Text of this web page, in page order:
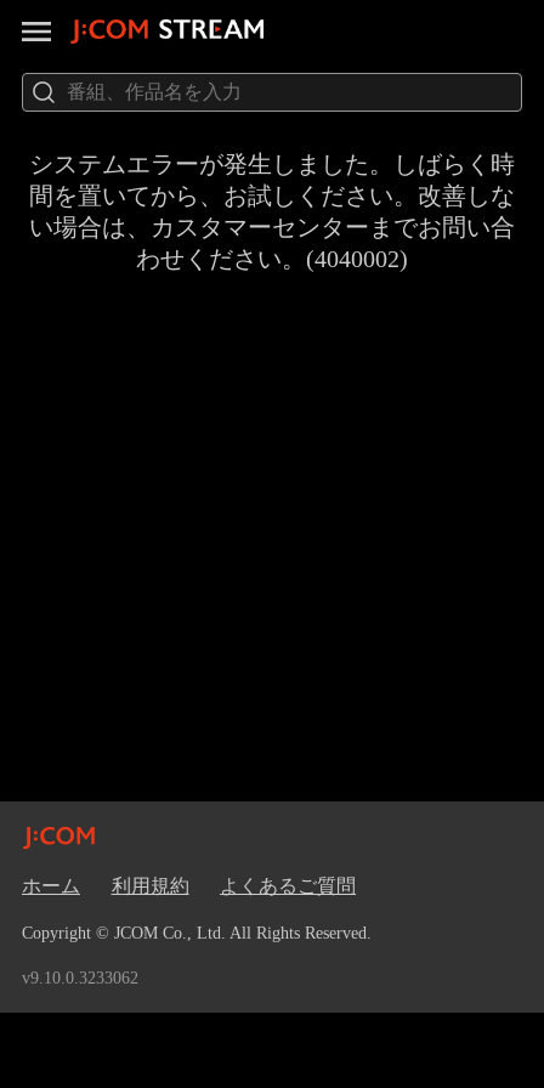
システムエラーが発生しました。しばらく時
間を置いてから、お試しください。改善しな
い場合は、カスタマーセンターまでお問い合
わせください。(4040002)
ホーム 利用規約 よくあるご質問
Copyright © JCOM Co., Ltd. All Rights Reserved.
v9.10.0.3233062